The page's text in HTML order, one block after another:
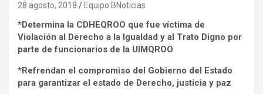
28 agosto, 2018 Equipo BNoticias
*Determina la CDHEQROO que fue víctima de
Violación al Derecho a la Igualdad y al Trato Digno por
parte de funcionarios de la UIMQROO
*Refrendan el compromiso del Gobierno del Estado
para garantizar el estado de Derecho, justicia y paz